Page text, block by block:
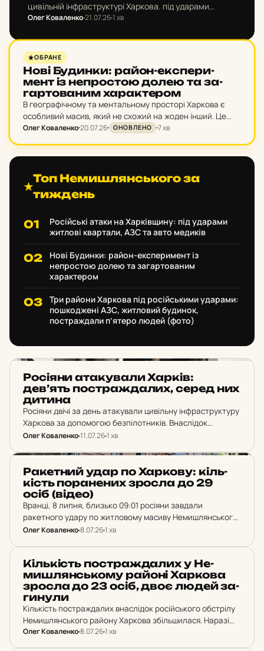
цивільній інфраструктурі Харкова. під ударами
опинилися Шевченківський, Київський та
Олег Коваленко21.07.261 хв
МІСТООБРАНЕ
Нові Бу­дин­ки: район-ек­спе­ри­
мент із не­п­рос­тою долею та за­
гар­то­ва­ним ха­рак­те­ром
В географічному та ментальному просторі Харкова є
особливий масив, який не схожий на жоден інший. Це
Нові Будинки. Сьогодні цей житловий квартал
Олег Коваленко20.07.26 ОНОВЛЕНО 7 хв
★
Топ Немишлянського за
тиждень
Російські атаки на Харківщину: під ударами
житлові квартали, АЗС та авто медиків
Нові Будинки: район-експеримент із
непростою долею та загартованим
характером
Три райони Харкова під російськими ударами:
пошкоджені АЗС, житловий будинок,
постраждали п’ятеро людей (фото)
НОВИНИ ХАРКОВА
Ро­сі­я­ни ата­ку­ва­ли Харків:
девʼять пос­траж­да­лих, серед них
дитина
Росіяни двічі за день атакували цивільну інфраструктуру
Харкова за допомогою безпілотників. Внаслідок
прильотів у різних районах міста постраждали дев'ятеро
стані.
Олег Коваленко11.07.261 хв
НОВИНИ ХАРКОВА
Ра­кет­ний удар по Хар­ко­ву: кіль­
кість по­ра­не­них зросла до 29
осіб (відео)
Вранці, 8 липня, близько 09:01 росіяни завдали
ракетного удару по житловому масиву Немишлянського
району Харкова. Кількість постраждалих зросла до 29
Олег Коваленко8.07.261 хв
НОВИНИ ХАРКОВА
Кіль­кість пос­траж­да­лих у Не­
миш­лян­сько­му районі Хар­ко­ва
зросла до 23 осіб, двоє людей за­
ги­ну­ли
Кількість постраждалих внаслідок російського обстрілу
Немишлянського району Харкова збільшилася. Наразі
офіційно підтверджено інформацію про 23 потерпілих
Олег Коваленко8.07.261 хв